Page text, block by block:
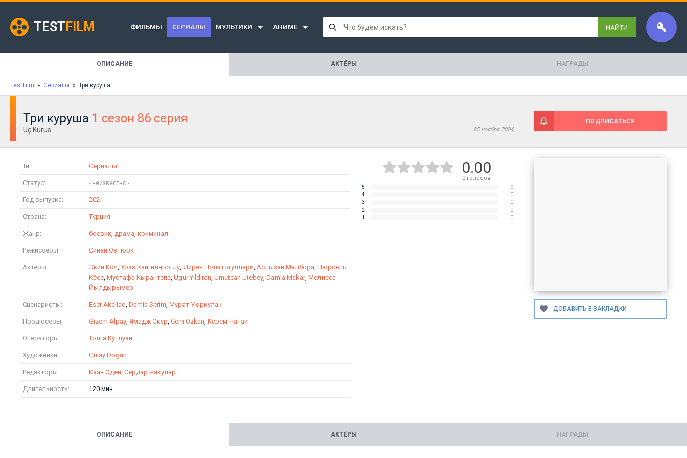
TEST FILM ФИЛЬМЫ СЕРИАЛЫ МУЛЬТИКИ АНИМЕ НАЙТИ
ОПИСАНИЕ АКТЁРЫ НАГРАДЫ
TestFilm » Сериалы » Три куруша
Три куруша 1 сезон 86 серия
Üç Kurus 25 ноября 2024
ПОДПИСАТЬСЯ
Тип: Сериалы
Статус:
Год выпуска: 2021
Страна: Турция
Жанр: боевик, драма, криминал
Режиссеры: Синан Озтюрк
Актеры: Экин Коч, Ураз Каигилароглу, Дирен Полатогуллари, Аслыхан Малбора, Нюрсель
Кёсе, Мустафа Кырантепе, Ugur Yildiran, Umutcan Ütebey, Damla Makar, Мелисса
Йылдырымер
Сценаристы: Eset Akcilad, Damla Serim, Мурат Уюркулак
Продюсеры: Gizem Alpay, Ямадж Окур, Cem Ozkan, Керем Чатай
Операторы: Толга Кутлуай
Художники: Gülay Dogan
Редакторы: Каан Оден, Сердар Чакулар
Длительность: 120 мин.
0.00
0голосов
5
0
4
0
3
0
2
0
1
0
ОПИСАНИЕ АКТЁРЫ НАГРАДЫ